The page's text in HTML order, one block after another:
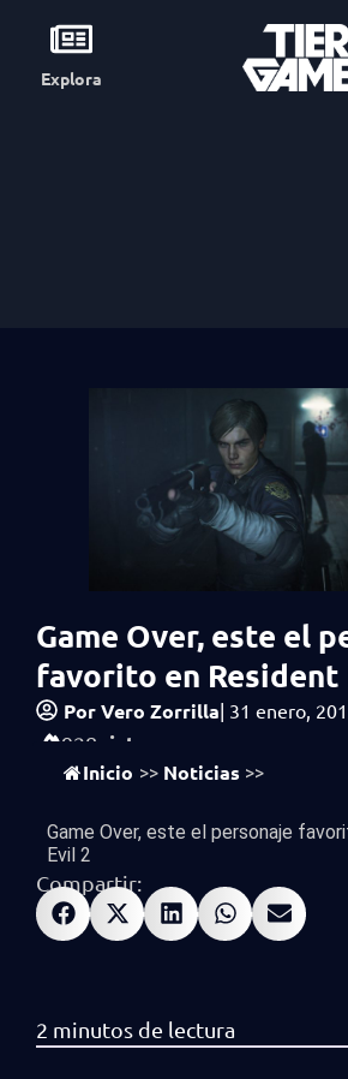
Explora
Game Over, este el
favorito en Resident
PorVero Zorrilla| 31 enero,
928 vistas
Inicio >> Noticias >>
Game Over, este el personaje
Evil 2
Compartir: